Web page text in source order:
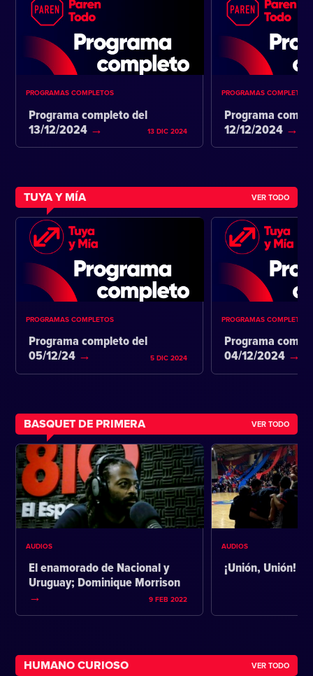
PROGRAMAS COMPLETOS
Programa completo del
13/12/2024
13 DIC 2024
PROGRAMAS COMPLETOS
Programa
12/12/2024
TUYA Y MÍA VER TODO
PROGRAMAS COMPLETOS
Programa completo del
05/12/24
5 DIC 2024
PROGRAMAS COMPLETOS
Programa
04/12/2024
BASQUET DE PRIMERA VER TODO
AUDIOS
El enamorado de Nacional y
Uruguay; Dominique Morrison
9 FEB 2022
AUDIOS
¡Unión, Unión!
HUMANO CURIOSO VER TODO